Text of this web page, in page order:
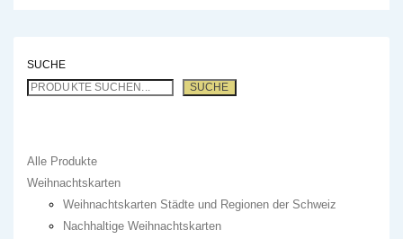
SUCHE
SUCHE
Alle Produkte
Weihnachtskarten
Weihnachtskarten Städte und Regionen der Schweiz
Nachhaltige Weihnachtskarten